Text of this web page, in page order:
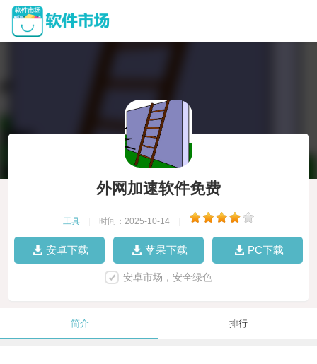
外网加速软件免费
工具 时间：2025-10-14
安卓下载 苹果下载 PC下载
安卓市场，安全绿色
简介 排行